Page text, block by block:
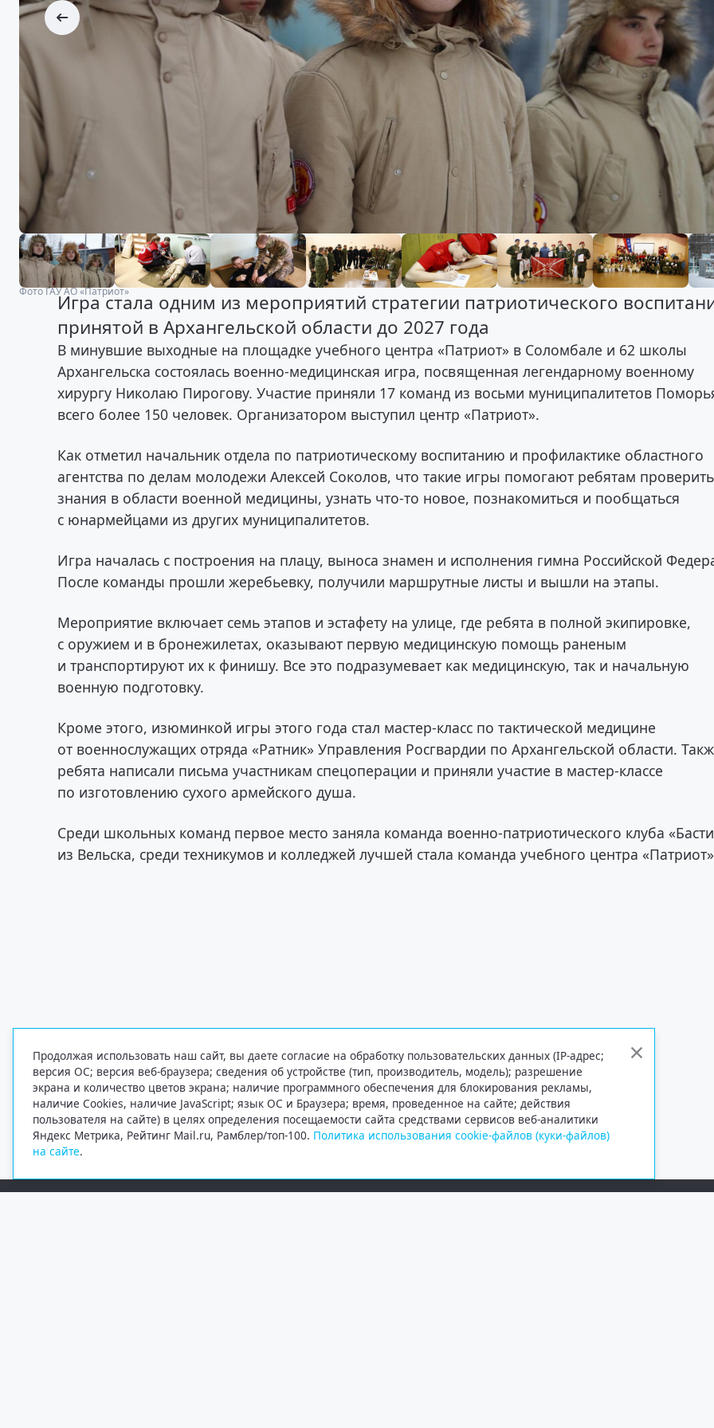
Фото ГАУ АО «Патриот»
Игра стала одним из мероприятий стратегии патриотического
принятой в Архангельской области до 2027 года
В минувшие выходные на площадке учебного центра «Патриот» в Соломбале и 62 школы
Архангельска состоялась военно-медицинская игра, посвященная легендарному военному
хирургу Николаю Пирогову. Участие приняли 17 команд из восьми муниципалитетов
всего более 150 человек. Организатором выступил центр «Патриот».
Как отметил начальник отдела по патриотическому воспитанию и профилактике областного
агентства по делам молодежи Алексей Соколов, что такие игры помогают ребятам
знания в области военной медицины, узнать что-то новое, познакомиться и пообщаться
с юнармейцами из других муниципалитетов.
Игра началась с построения на плацу, выноса знамен и исполнения гимна Российской
После команды прошли жеребьевку, получили маршрутные листы и вышли на этапы.
Мероприятие включает семь этапов и эстафету на улице, где ребята в полной экипировке,
с оружием и в бронежилетах, оказывают первую медицинскую помощь раненым
и транспортируют их к финишу. Все это подразумевает как медицинскую, так и начальную
военную подготовку.
Кроме этого, изюминкой игры этого года стал мастер-класс по тактической медицине
от военнослужащих отряда «Ратник» Управления Росгвардии по Архангельской области.
ребята написали письма участникам спецоперации и приняли участие в мастер-классе
по изготовлению сухого армейского душа.
Среди школьных команд первое место заняла команда военно-патриотического клуба
из Вельска, среди техникумов и колледжей лучшей стала команда учебного центра
Продолжая использовать наш сайт, вы даете согласие на обработку пользовательских данных (IP-адрес;
версия ОС; версия веб-браузера; сведения об устройстве (тип, производитель, модель); разрешение
экрана и количество цветов экрана; наличие программного обеспечения для блокирования рекламы,
наличие Cookies, наличие JavaScript; язык ОС и Браузера; время, проведенное на сайте; действия
пользователя на сайте) в целях определения посещаемости сайта средствами сервисов веб-аналитики
Яндекс Метрика, Рейтинг Mail.ru, Рамблер/топ-100. Политика использования cookie-файлов (куки-файлов)
на сайте.